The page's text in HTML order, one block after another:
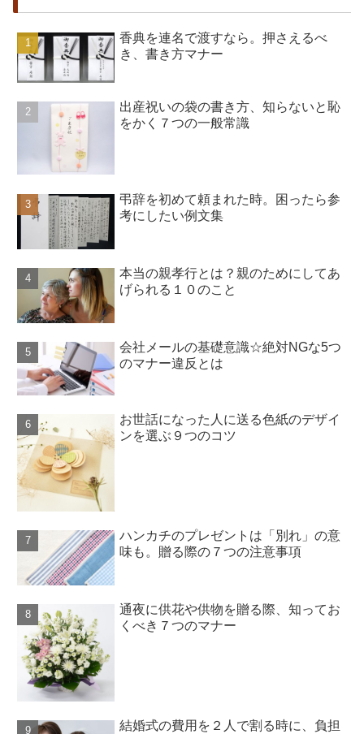
香典を連名で渡すなら。押さえるべ
き、書き方マナー
出産祝いの袋の書き方、知らないと恥
をかく７つの一般常識
弔辞を初めて頼まれた時。困ったら参
考にしたい例文集
本当の親孝行とは？親のためにしてあ
げられる１０のこと
会社メールの基礎意識☆絶対NGな5つ
のマナー違反とは
お世話になった人に送る色紙のデザイ
ンを選ぶ９つのコツ
ハンカチのプレゼントは「別れ」の意
味も。贈る際の７つの注意事項
通夜に供花や供物を贈る際、知ってお
くべき７つのマナー
結婚式の費用を２人で割る時に、負担